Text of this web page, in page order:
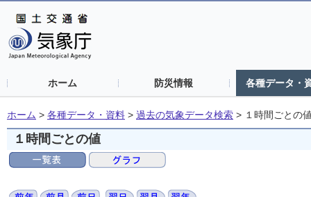
ホーム 防災情報 各種データ・
ホーム > 各種データ・資料 > 過去の気象データ検索 > １時間ごとの
１時間ごとの値